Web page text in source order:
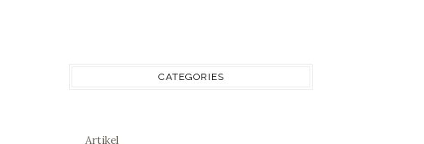
CATEGORIES
Artikel